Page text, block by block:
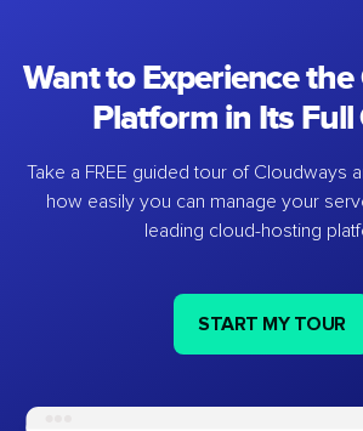
Want to Experience
Platform in Its Full
Take a FREE guided tour of Cloudways
how easily you can manage your
leading cloud-hosting
START MY TOUR